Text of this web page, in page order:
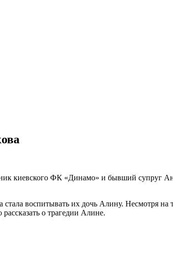
киевского ФК «Динамо» и бывший супруг
воспитывать их дочь Алину. Несмотря на
о трагедии Алине.